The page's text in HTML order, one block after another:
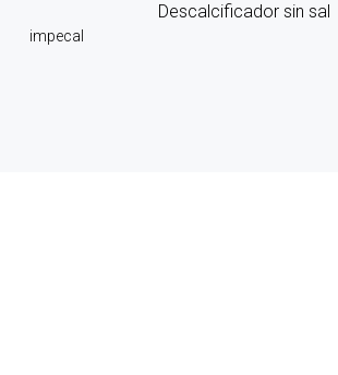
Descalcificador sin sal
impecal